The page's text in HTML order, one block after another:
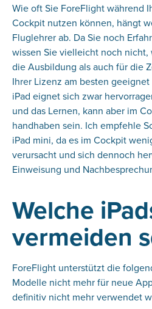
Wie oft Sie ForeFlight während
Cockpit nutzen können, hängt
Fluglehrer ab. Da Sie noch
wissen Sie vielleicht noch nicht,
die Ausbildung als auch für die
Ihrer Lizenz am besten
iPad eignet sich zwar
und das Lernen, kann aber im
handhaben sein. Ich empfehle
iPad mini, da es im Cockpit
verursacht und sich dennoch
Einweisung und
Welche
vermeiden
ForeFlight unterstützt die
Modelle nicht mehr für neue
definitiv nicht mehr verwendet